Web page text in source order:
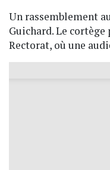
Un rassemblement
Guichard. Le
Rectorat, où une